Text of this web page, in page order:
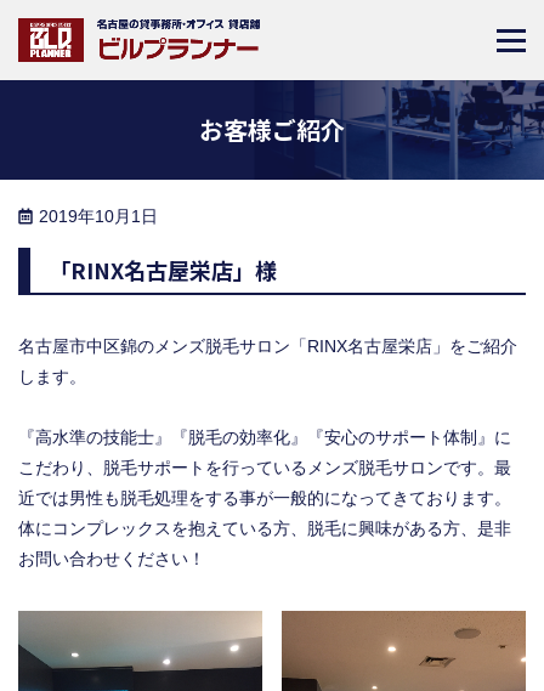
お客様ご紹介
2019年10月1日
「RINX名古屋栄店」様
名古屋市中区錦のメンズ脱毛サロン「RINX名古屋栄店」をご紹介
します。
『高水準の技能士』『脱毛の効率化』『安心のサポート体制』に
こだわり、脱毛サポートを行っているメンズ脱毛サロンです。最
近では男性も脱毛処理をする事が一般的になってきております。
体にコンプレックスを抱えている方、脱毛に興味がある方、是非
お問い合わせください！